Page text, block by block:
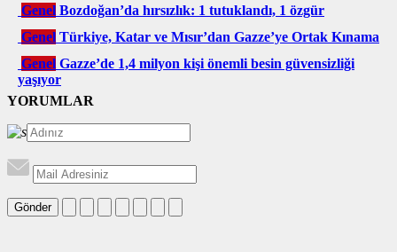
Genel Bozdoğan’da hırsızlık: 1 tutuklandı, 1 özgür
Genel Türkiye, Katar ve Mısır’dan Gazze’ye Ortak Kınama
Genel Gazze’de 1,4 milyon kişi önemli besin güvensizliği
yaşıyor
YORUMLAR
Gönder